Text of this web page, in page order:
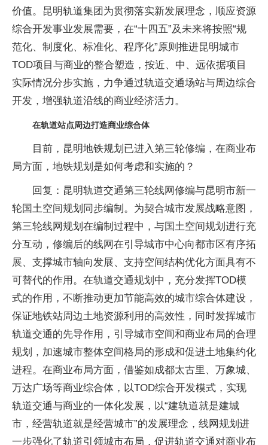
价值。昆明轨道集团为贯彻落实新发展理念，顺应资源
综合开发事业发展需要，在“十四五”及未来将按照“规
范化、制度化、标准化、程序化”原则推进昆明城市
TOD项目与商业的整合塑造，按近、中、远依据项目
实际情况分步实施，力争通过轨道交通场站与周边综合
开发，增强轨道沿线的商业经济活力。
在轨道站点周边打造商业综合体
目前，昆明地铁规划已进入第三轮修编，在商业布
局方面，地铁规划是如何考虑和实施的？
回复：昆明轨道交通第三轮线网修编与昆明市新一
轮国土空间规划同步编制。为契合城市发展战略意图，
第三轮线网规划在编制过程中，与国土空间规划进行充
分互动，修编后的线网在引导城市中心向都市区有序拓
展、支撑城市轴向发展、支持空间结构优化方面具有不
可替代的作用。在轨道交通规划中，充分发挥TOD模
式的作用，不断推动更加节能高效的城市综合体建设，
保证地铁站周边土地资源利用的高效性，同时发挥城市
轨道交通的先导作用，引导城市空间和商业布局的合理
规划，加速城市整体空间格局的形成和促进土地集约化
进程。在商业布局方面，借鉴如成都太古里、万象城、
万达广场等商业综合体，以TOD综合开发模式，实现
轨道交通与商业的一体化发展，以“建轨道就是建城
市，经营轨道就是经营城市”的发展理念，线网规划进
一步强化了轨道引领城市布局，促进轨道交通对商业布